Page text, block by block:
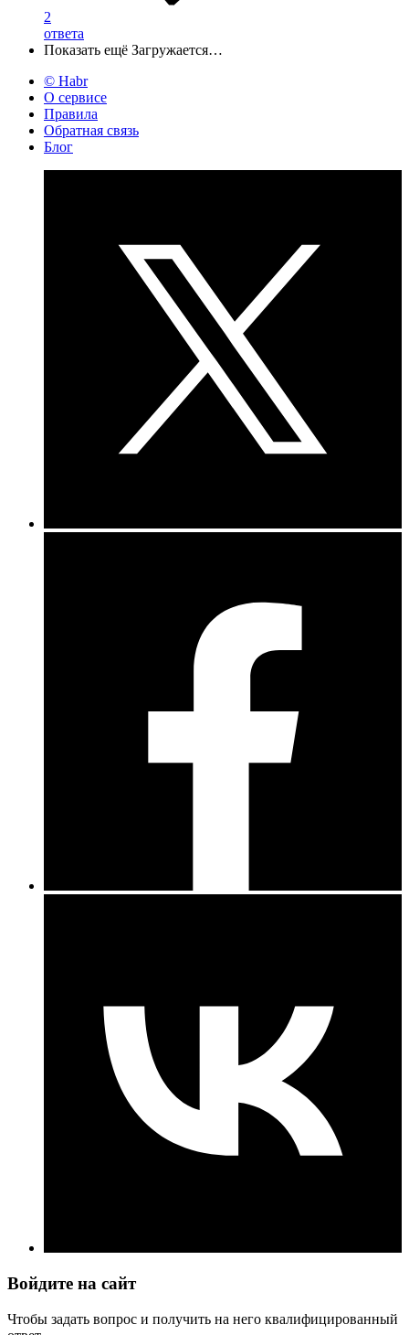
2
ответа
Показать ещё Загружается…
© Habr
О сервисе
Правила
Обратная связь
Блог
Войдите на сайт
Чтобы задать вопрос и получить на него квалифицированный